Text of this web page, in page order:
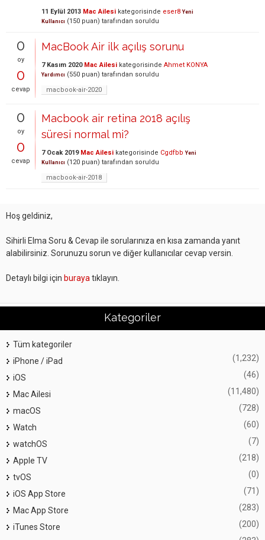
11 Eylül 2013 Mac Ailesi kategorisinde eser8 Yeni
Kullanıcı (150 puan) tarafından soruldu
0
oy
0
cevap
MacBook Air ilk açılış sorunu
7 Kasım 2020 Mac Ailesi kategorisinde Ahmet KONYA
Yardımcı (550 puan) tarafından soruldu
macbook-air-2020
0
oy
0
cevap
Macbook air retina 2018 açılış
süresi normal mi?
7 Ocak 2019 Mac Ailesi kategorisinde Cgdfbb Yeni
Kullanıcı (120 puan) tarafından soruldu
macbook-air-2018
Hoş geldiniz,
Sihirli Elma Soru & Cevap ile sorularınıza en kısa zamanda yanıt
alabilirsiniz. Sorunuzu sorun ve diğer kullanıcılar cevap versin.
Detaylı bilgi için buraya tıklayın.
Kategoriler
Tüm kategoriler
iPhone / iPad
(1,232)
iOS (46)
Mac Ailesi (11,480)
macOS (728)
Watch (60)
watchOS (7)
Apple TV (218)
tvOS (0)
iOS App Store (71)
Mac App Store (283)
iTunes Store (200)